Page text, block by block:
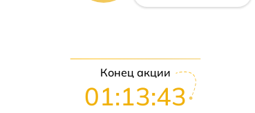
Конец акции
01:13:42